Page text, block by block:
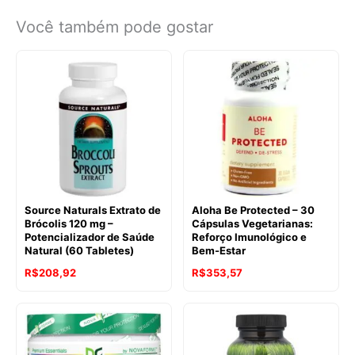
Você também pode gostar
Source Naturals Extrato de
Brócolis 120 mg –
Potencializador de Saúde
Natural (60 Tabletes)
R$208,92
Aloha Be Protected – 30
Cápsulas Vegetarianas:
Reforço Imunológico e
Bem-Estar
R$353,57